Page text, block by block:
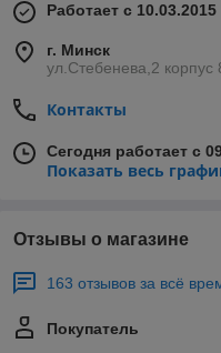
Работает с 10.03.2015
г. Минск
ул.Стебенева,2
Контакты
Сегодня работает с
Показать весь
Отзывы о магазине
163 отзывов за всё
Покупатель